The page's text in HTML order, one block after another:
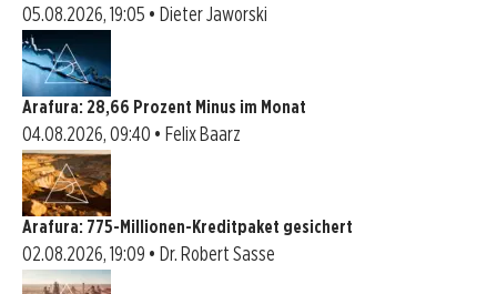
05.08.2026, 19:05 • Dieter Jaworski
Arafura: 28,66 Prozent Minus im Monat
04.08.2026, 09:40 • Felix Baarz
Arafura: 775-Millionen-Kreditpaket gesichert
02.08.2026, 19:09 • Dr. Robert Sasse